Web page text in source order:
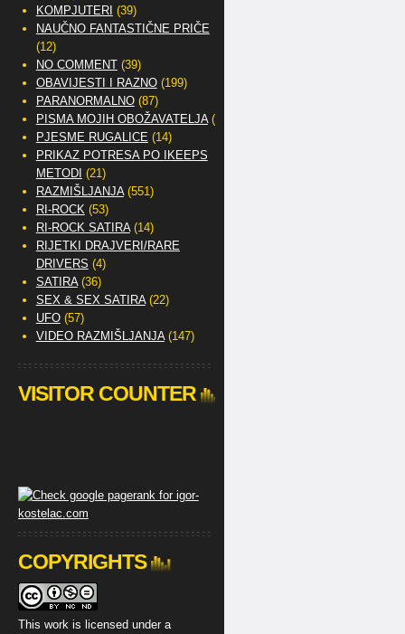
KOMPJUTERI (39)
NAUČNO FANTASTIČNE PRIČE
(12)
NO COMMENT(39)
OBAVIJESTI I RAZNO(199)
PARANORMALNO(87)
PISMA MOJIH OBOŽAVATELJA(2)
PJESME RUGALICE (14)
PRIKAZ POTRESA PO IKEEPS
METODI (21)
RAZMIŠLJANJA(551)
RI-ROCK(53)
RI-ROCK SATIRA(14)
RIJETKI DRAJVERI/RARE
DRIVERS (4)
SATIRA(36)
SEX & SEX SATIRA(22)
UFO(57)
VIDEO RAZMIŠLJANJA(147)
VISITOR COUNTER
COPYRIGHTS
This work is licensed under a